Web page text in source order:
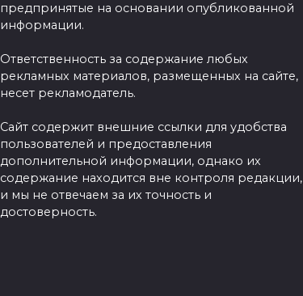
предпринятые на основании опубликованной
информации.
Ответственность за содержание любых
рекламных материалов, размещенных на сайте,
несет рекламодатель.
Сайт содержит внешние ссылки для удобства
пользователей и предоставления
дополнительной информации, однако их
содержание находится вне контроля редакции,
и мы не отвечаем за их точность и
достоверность.